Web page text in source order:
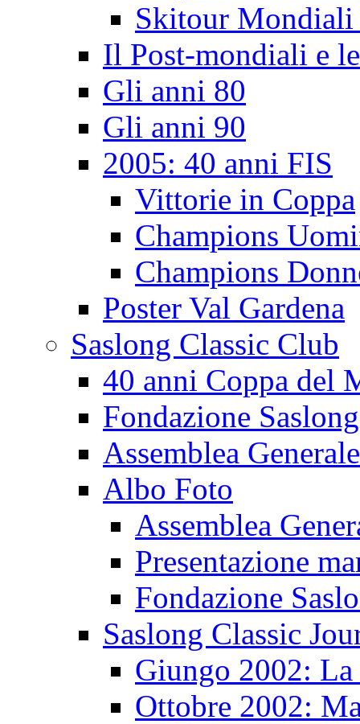
Skitour Mondiali
Il Post-mondiali e
Gli anni 80
Gli anni 90
2005: 40 anni FIS
Vittorie in Coppa
Champions
Champions
Poster Val Gardena
Saslong Classic Club
40 anni Coppa del
Fondazione Saslong
Assemblea Generale
Albo Foto
Assemblea
Presentazione
Fondazione
Saslong Classic
Giungo 2002: La
Ottobre 2002: